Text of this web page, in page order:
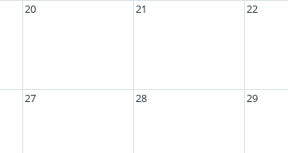
20 21 22
27 28 29